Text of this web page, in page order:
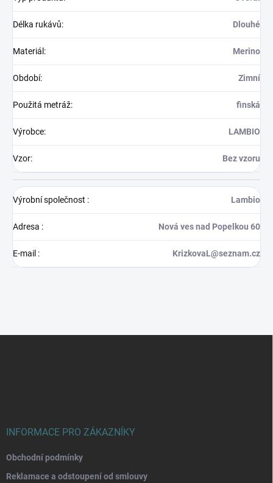
Délka rukávů: Dlouhé
Materiál : Merino
Období: Zimní
Použitá metráž: finská
Výrobce: LAMBIO
Vzor: Bez vzoru
Výrobní společnost : Lambio
Adresa : Nová ves nad Popelkou 60
E-mail : KrizkovaL@seznam.cz
INFORMACE PRO ZÁKAZNÍKY
Obchodní podmínky
Reklamace a odstoupení od smlouvy